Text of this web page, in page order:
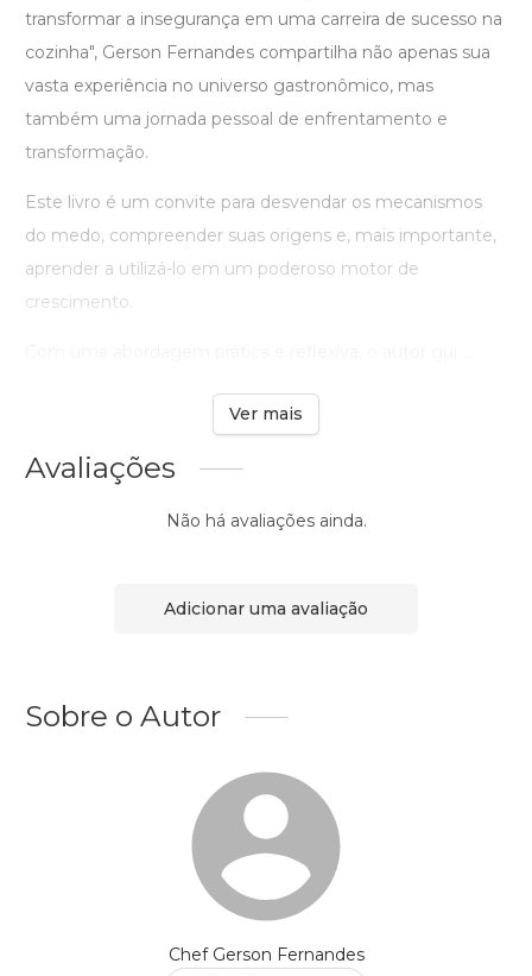
transformar a insegurança em uma carreira de sucesso na
cozinha", Gerson Fernandes compartilha não apenas sua
vasta experiência no universo gastronômico, mas
também uma jornada pessoal de enfrentamento e
transformação.
Este livro é um convite para desvendar os mecanismos
do medo, compreender suas origens e, mais importante,
aprender a utilizá-lo em um poderoso motor de
crescimento.
Ver mais
Avaliações
Não há avaliações ainda.
Adicionar uma avaliação
Sobre o Autor
Chef Gerson Fernandes